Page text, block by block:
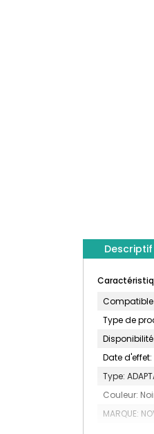
Compatible
Type de
Date
Type:
Couleur:
MARQUE: